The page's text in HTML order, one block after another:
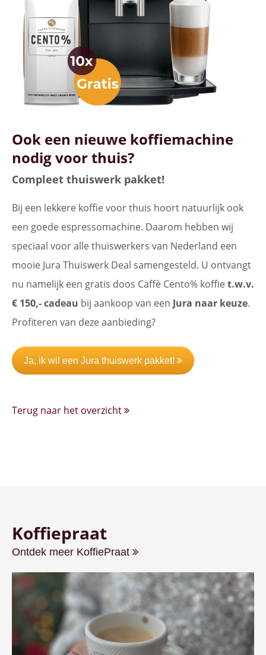
Ook een nieuwe koffiemachine
nodig voor thuis?
Compleet thuiswerk pakket!
Bij een lekkere koffie voor thuis hoort natuurlijk ook
een goede espressomachine. Daarom hebben wij
speciaal voor alle thuiswerkers van Nederland een
mooie Jura Thuiswerk Deal samengesteld. U ontvangt
nu namelijk een gratis doos Caffè Cento% koffie t.w.v.
€ 150,- cadeau bij aankoop van een Jura naar keuze.
Profiteren van deze aanbieding?
Ja, ik wil een Jura thuiswerk pakket!
Terug naar het overzicht
Koffiepraat
Ontdek meer KoffiePraat